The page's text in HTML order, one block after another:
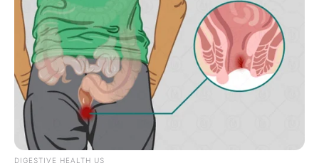
DIGESTIVE HEALTH US